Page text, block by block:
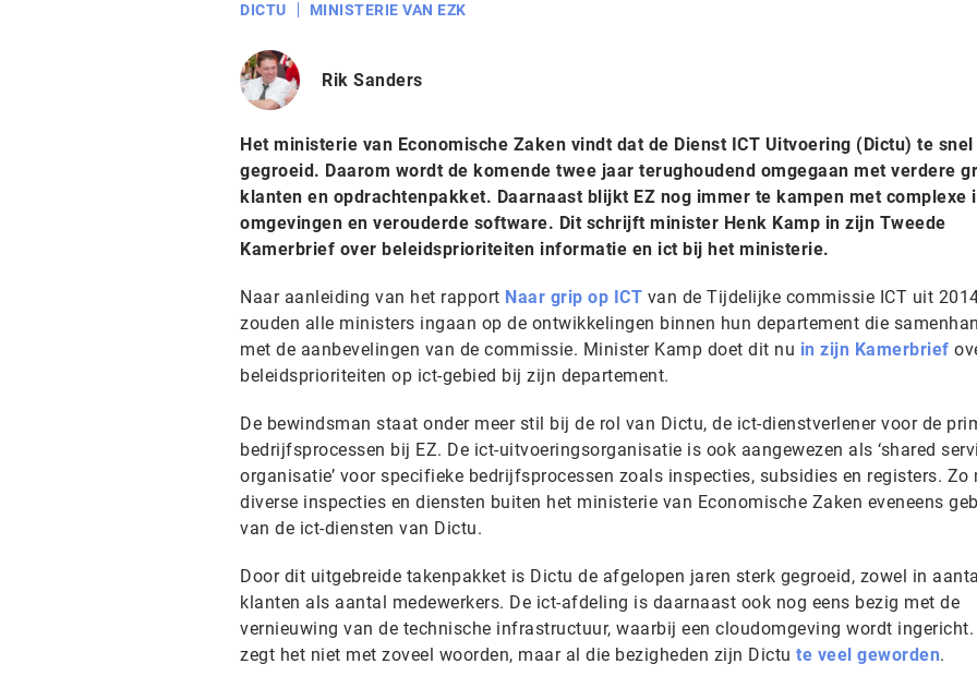
DICTU
MINISTERIE VAN EZK
Rik Sanders
Het ministerie van Economische Zaken vindt dat de Dienst ICT Uitvoering (Dictu) te
gegroeid. Daarom wordt de komende twee jaar terughoudend omgegaan met verdere
klanten en opdrachtenpakket. Daarnaast blijkt EZ nog immer te kampen met complexe
omgevingen en verouderde software. Dit schrijft minister Henk Kamp in zijn Tweede
Kamerbrief over beleidsprioriteiten informatie en ict bij het ministerie.
Naar aanleiding van het rapport Naar grip op ICT van de Tijdelijke commissie ICT uit
zouden alle ministers ingaan op de ontwikkelingen binnen hun departement die
met de aanbevelingen van de commissie. Minister Kamp doet dit nu in zijn Kamerbrief
beleidsprioriteiten op ict-gebied bij zijn departement.
De bewindsman staat onder meer stil bij de rol van Dictu, de ict-dienstverlener voor de
bedrijfsprocessen bij EZ. De ict-uitvoeringsorganisatie is ook aangewezen als ‘shared
organisatie’ voor specifieke bedrijfsprocessen zoals inspecties, subsidies en registers. Zo
diverse inspecties en diensten buiten het ministerie van Economische Zaken eveneens
van de ict-diensten van Dictu.
Door dit uitgebreide takenpakket is Dictu de afgelopen jaren sterk gegroeid, zowel in
klanten als aantal medewerkers. De ict-afdeling is daarnaast ook nog eens bezig met de
vernieuwing van de technische infrastructuur, waarbij een cloudomgeving wordt ingericht.
zegt het niet met zoveel woorden, maar al die bezigheden zijn Dictu te veel geworden.